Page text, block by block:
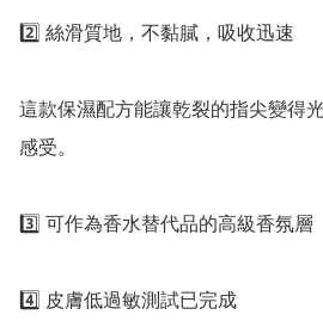
2️⃣ 絲滑質地，不黏膩，吸收迅速
這款保濕配方能讓乾裂的指尖變得
感受。
3️⃣ 可作為香水替代品的高級香氛層
4️⃣ 皮膚低過敏測試已完成